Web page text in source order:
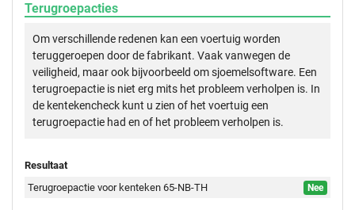
Terugroepacties
Om verschillende redenen kan een voertuig worden
teruggeroepen door de fabrikant. Vaak vanwegen de
veiligheid, maar ook bijvoorbeeld om sjoemelsoftware. Een
terugroepactie is niet erg mits het probleem verholpen is. In
de kentekencheck kunt u zien of het voertuig een
terugroepactie had en of het probleem verholpen is.
Resultaat
Terugroepactie voor kenteken 65-NB-TH
Nee